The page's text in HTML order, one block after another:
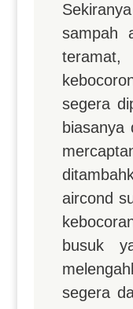
sampah
segera
biasanya
aircond
busuk
segera